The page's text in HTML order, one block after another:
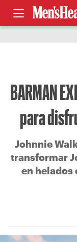
BARMAN
para
Johnnie
transformar
en